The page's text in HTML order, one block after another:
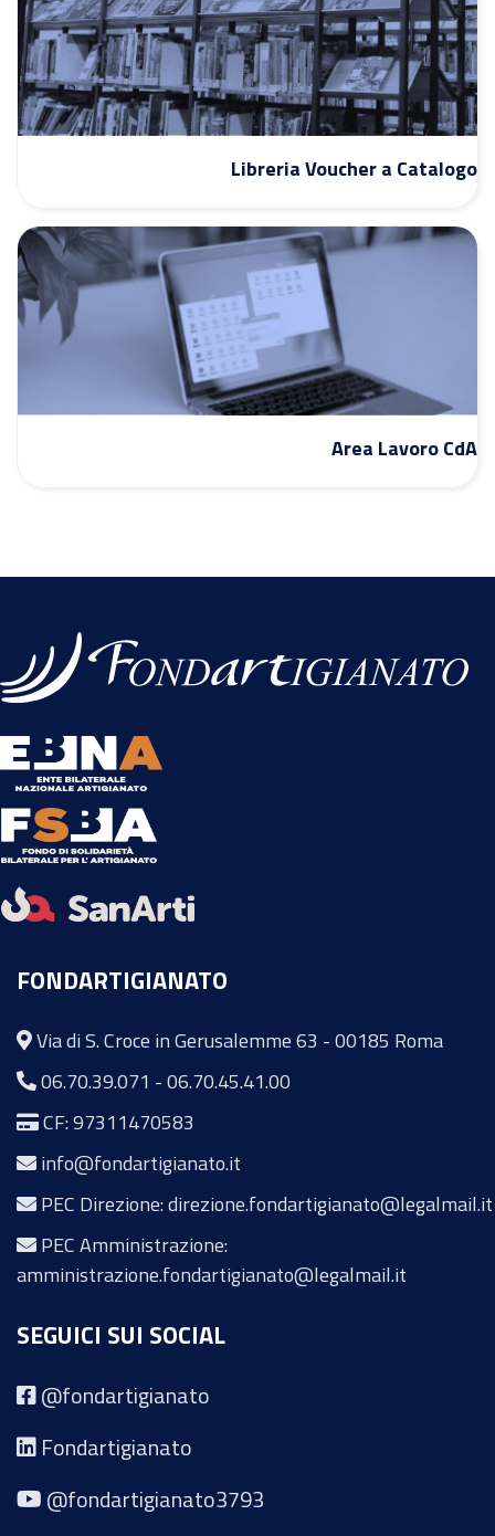
Libreria Voucher a Catalogo
Area Lavoro CdA
FONDARTIGIANATO
Via di S. Croce in Gerusalemme 63 - 00185 Roma
06.70.39.071 -06.70.45.41.00
CF: 97311470583
info@fondartigianato.it
PEC Direzione: direzione.fondartigianato@legalmail.it
PEC Amministrazione:
amministrazione.fondartigianato@legalmail.it
SEGUICI SUI SOCIAL
@fondartigianato
Fondartigianato
@fondartigianato3793